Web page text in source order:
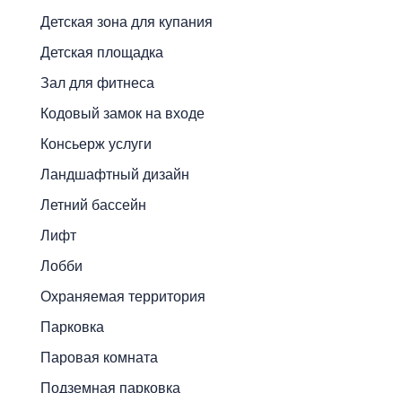
Детская зона для купания
Детская площадка
Зал для фитнеса
Кодовый замок на входе
Консьерж услуги
Ландшафтный дизайн
Летний бассейн
Лифт
Лобби
Охраняемая территория
Парковка
Паровая комната
Подземная парковка